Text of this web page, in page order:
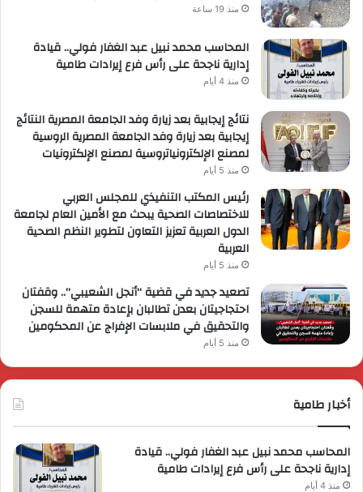
منذ 19 ساعة
المحاسب محمد نبيل عبد الغفار فولي.. قيادة
إدارية ناجحة على رأس فرع إيرادات طامية
منذ 4 أيام
نتائج إيجابية بعد زيارة وفد الجامعة المصرية النتائج
إيجابية بعد زيارة وفد الجامعة المصرية الروسية
لمصنع الإلكترونياتروسية لمصنع الإلكترونيات
منذ 5 أيام
رئيس المكتب التنفيذي للمجلس العربي
للاختصاصات الصحية يبحث مع الأمين العام لجامعة
الدول العربية تعزيز التعاون لتطوير النظم الصحية
العربية
منذ 5 أيام
تصعيد جديد في قضية “أنجل الشعيبي”.. وقفتان
احتجاجيتان بعدن تطالبان بإعادة متهمة للسجن
والتحقيق في ملابسات الإفراج عن المحكومين
منذ 5 أيام
أخبار طامية
المحاسب محمد نبيل عبد الغفار فولي.. قيادة
إدارية ناجحة على رأس فرع إيرادات طامية
منذ 4 أيام